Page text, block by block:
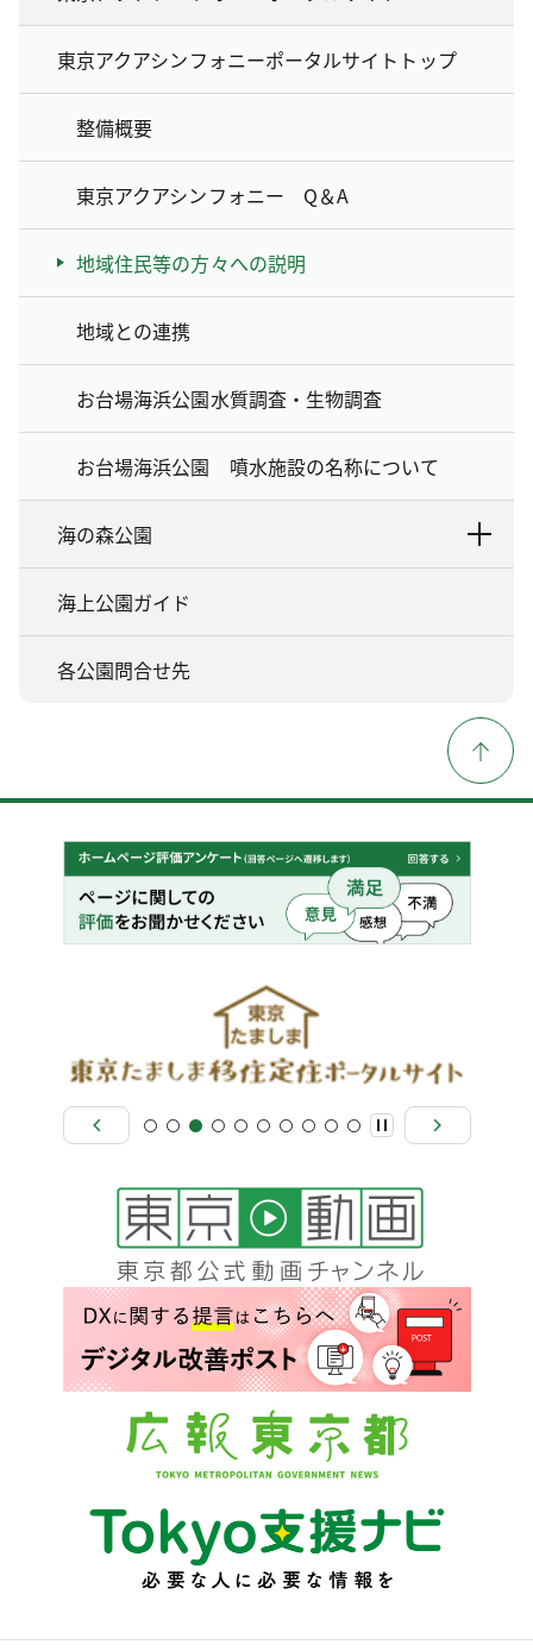
東京アクアシンフォニーポータルサイトトップ
整備概要
東京アクアシンフォニー Q＆A
地域住民等の方々への説明
地域との連携
お台場海浜公園水質調査・生物調査
お台場海浜公園 噴水施設の名称について
海の森公園
海上公園ガイド
各公園問合せ先